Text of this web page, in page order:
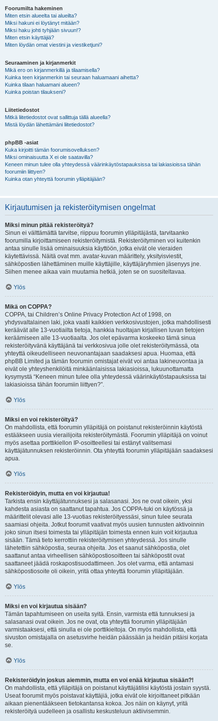
Foorumilta hakeminen
Miten etsin alueelta tai alueilta?
Miksi hakuni ei löytänyt mitään?
Miksi haku johti tyhjään sivuun!?
Miten etsin käyttäjiä?
Miten löydän omat viestini ja viestiketjuni?
Seuraaminen ja kirjanmerkit
Mikä ero on kirjanmerkillä ja tilaamisella?
Kuinka teen kirjanmerkin tai seuraan haluamaani aihetta?
Kuinka tilaan haluamani alueen?
Kuinka poistan tilaukseni?
Liitetiedostot
Mitkä liitetiedostot ovat sallittuja tällä alueella?
Mistä löydän lähettämäni liitetiedostot?
phpBB -asiat
Kuka kirjoitti tämän foorumisovelluksen?
Miksi ominaisuutta X ei ole saatavilla?
Keneen minun tulee olla yhteydessä väärinkäytöstapauksissa tai lakiasioissa tähän
foorumiin liittyen?
Kuinka otan yhteyttä foorumin ylläpitäjään?
Kirjautumisen ja rekisteröitymisen ongelmat
Miksi minun pitää rekisteröityä?
Sinun ei välttämättä tarvitse, riippuu foorumin ylläpitäjästä, tarvitaanko
foorumilla kirjoittamiseen rekisteröitymistä. Rekisteröityminen voi kuitenkin
antaa sinulle lisää ominaisuuksia käyttöön, jotka eivät ole vieraiden
käytettävissä. Näitä ovat mm. avatar-kuvan määrittely, yksityisviestit,
sähköpostien lähettäminen muille käyttäjille, käyttäjäryhmien jäsenyys jne.
Siihen menee aikaa vain muutamia hetkiä, joten se on suositeltavaa.
Ylös
Mikä on COPPA?
COPPA, tai Children’s Online Privacy Protection Act of 1998, on
yhdysvaltalainen laki, joka vaatii kaikkien verkkosivustojen, jotka mahdollisesti
keräävät alle 13-vuotiailta tietoja, hankkia huoltajan kirjallisen luvan tietojen
keräämiseen alle 13-vuotiaalta. Jos olet epävarma koskeeko tämä sinua
rekisteröityvänä käyttäjänä tai verkkosivua jolle olet rekisteröitymässä, ota
yhteyttä oikeudelliseen neuvonantajaan saadaksesi apua. Huomaa, että
phpBB Limited ja tämän foorumin omistajat eivät voi antaa lakineuvontaa ja
eivät ole yhteyshenkilöitä minkäänlaisissa lakiasioissa, lukuunottamatta
kysymystä “Keneen minun tulee olla yhteydessä väärinkäytöstapauksissa tai
lakiasioissa tähän foorumiin liittyen?”.
Ylös
Miksi en voi rekisteröityä?
On mahdollista, että foorumin ylläpitäjä on poistanut rekisteröinnin käytöstä
estääkseen uusia vierailijoita rekisteröitymästä. Foorumin ylläpitäjä on voinut
myös asettaa porttikiellon IP-osoitteellesi tai estänyt valitsemasi
käyttäjätunnuksen rekisteröinnin. Ota yhteyttä foorumin ylläpitäjään saadaksesi
apua.
Ylös
Rekisteröidyin, mutta en voi kirjautua!
Tarkista ensin käyttäjätunnuksesi ja salasanasi. Jos ne ovat oikein, yksi
kahdesta asiasta on saattanut tapahtua. Jos COPPA-tuki on käytössä ja
määrittelit olevasi alle 13-vuotias rekisteröityessäsi, sinun tulee seurata
saamiasi ohjeita. Jotkut foorumit vaativat myös uusien tunnusten aktivoinnin
joko sinun itsesi toimesta tai ylläpitäjän toimesta ennen kuin voit kirjautua
sisään. Tämä tieto kerrottiin rekisteröitymisen yhteydessä. Jos sinulle
lähetettiin sähköpostia, seuraa ohjeita. Jos et saanut sähköpostia, olet
saattanut antaa virheellisen sähköpostiosoitteen tai sähköpostit ovat
saattaneet jäädä roskapostisuodattimeen. Jos olet varma, että antamasi
sähköpostiosoite oli oikein, yritä ottaa yhteyttä foorumin ylläpitäjään.
Ylös
Miksi en voi kirjautua sisään?
Tämän tapahtumiseen on useita syitä. Ensin, varmista että tunnuksesi ja
salasanasi ovat oikein. Jos ne ovat, ota yhteyttä foorumin ylläpitäjään
varmistaaksesi, että sinulla ei ole porttikieltoja. On myös mahdollista, että
sivuston omistajalla on asetusvirhe heidän päässään ja heidän pitäisi korjata
se.
Ylös
Rekisteröidyin joskus aiemmin, mutta en voi enää kirjautua sisään?!
On mahdollista, että ylläpitäjä on poistanut käyttäjätilisi käytöstä jostain syystä.
Useat foorumit myös poistavat käyttäjiä, jotka eivät ole kirjoittaneet pitkään
aikaan pienentääkseen tietokantansa kokoa. Jos näin on käynyt, yritä
rekisteröityä uudelleen ja osallistu keskusteluun aktiivisemmin.